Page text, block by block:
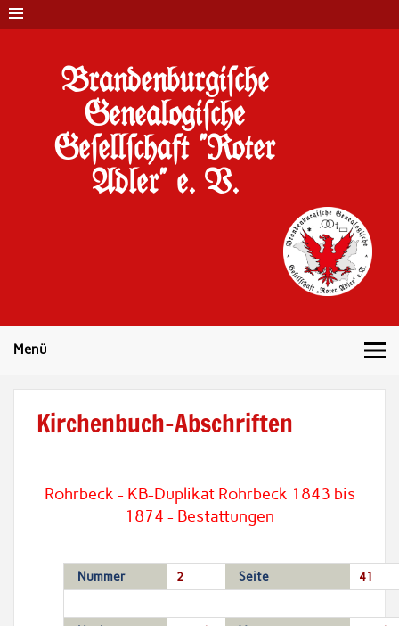
Brandenburgi#che
Genealogi#che
Ge#ell#chaft "Roter
Adler" e. V.
Menü
Kirchenbuch-Abschriften
Rohrbeck - KB-Duplikat Rohrbeck 1843 bis
1874 - Bestattungen
Nummer 2 Seite 41